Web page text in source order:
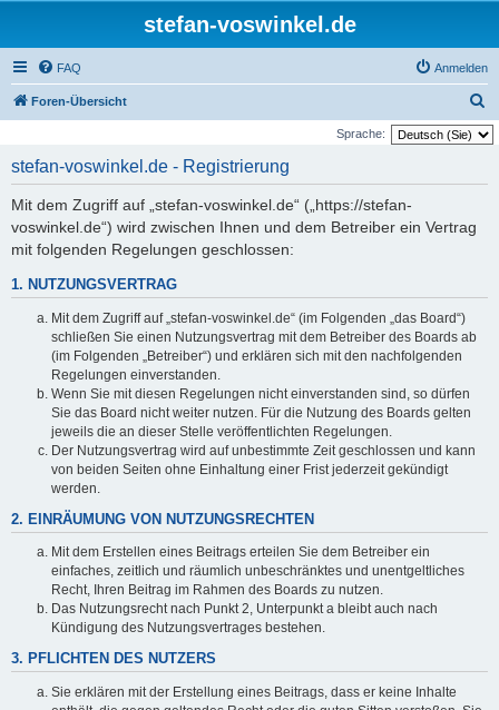
stefan-voswinkel.de
FAQ Anmelden
Foren-Übersicht
u
Sprache:
stefan-voswinkel.de - Registrierung
Mit dem Zugriff auf „stefan-voswinkel.de“ („https://stefan-
voswinkel.de“) wird zwischen Ihnen und dem Betreiber ein Vertrag
mit folgenden Regelungen geschlossen:
1. NUTZUNGSVERTRAG
Mit dem Zugriff auf „stefan-voswinkel.de“ (im Folgenden „das Board“)
schließen Sie einen Nutzungsvertrag mit dem Betreiber des Boards ab
(im Folgenden „Betreiber“) und erklären sich mit den nachfolgenden
Regelungen einverstanden.
Wenn Sie mit diesen Regelungen nicht einverstanden sind, so dürfen
Sie das Board nicht weiter nutzen. Für die Nutzung des Boards gelten
jeweils die an dieser Stelle veröffentlichten Regelungen.
Der Nutzungsvertrag wird auf unbestimmte Zeit geschlossen und kann
von beiden Seiten ohne Einhaltung einer Frist jederzeit gekündigt
werden.
2. EINRÄUMUNG VON NUTZUNGSRECHTEN
Mit dem Erstellen eines Beitrags erteilen Sie dem Betreiber ein
einfaches, zeitlich und räumlich unbeschränktes und unentgeltliches
Recht, Ihren Beitrag im Rahmen des Boards zu nutzen.
Das Nutzungsrecht nach Punkt 2, Unterpunkt a bleibt auch nach
Kündigung des Nutzungsvertrages bestehen.
3. PFLICHTEN DES NUTZERS
Sie erklären mit der Erstellung eines Beitrags, dass er keine Inhalte